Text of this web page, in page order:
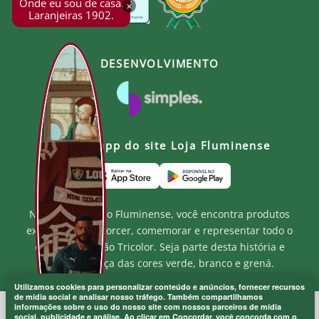
×
Onde eu sou de casa.
Laranjeiras 1902.
Utilizamos cookies para personalizar conteúdo e anúncios, fornecer recursos
de mídia social e analisar nosso tráfego. Também compartilhamos
informações sobre o uso do nosso site com nossos parceiros de mídia
social, publicidade e análise. Ao clicar em Concordar, você concorda com o
Ao comprar um produto oficial você fortalece seu
clube que recebe royalties com a venda de cada
Na Loja Oficial do Fluminense, você encontra produtos
exclusivos para torcer, comemorar e representar todo o
orgulho e paixão Tricolor. Seja parte desta história e
mostre a força das cores verde, branco e grená.
DESENVOLVIMENTO
Baixe o app do site Loja Fluminense